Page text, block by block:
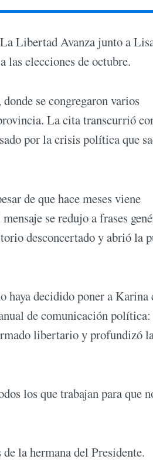
Libertad Avanza junto a
las elecciones de octubre.
se congregaron varios
La cita transcurrió
por la crisis política que
de que hace meses viene
se redujo a frases
desconcertado y abrió la
haya decidido poner a Karina
de comunicación
libertario y profundizó
los que trabajan para que
la hermana del Presidente.